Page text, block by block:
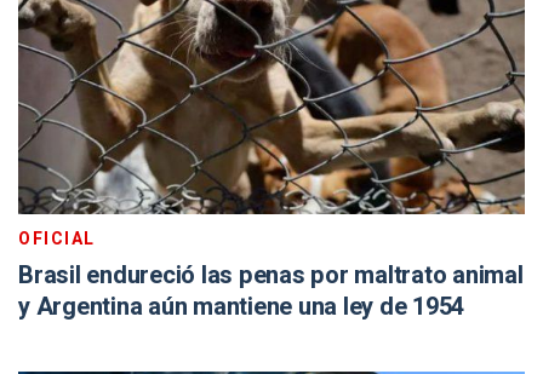
OFICIAL
Brasil endureció las penas por maltrato animal
y Argentina aún mantiene una ley de 1954